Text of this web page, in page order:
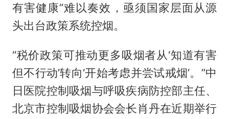
有害健康”难以奏效，亟须国家层面从源
头出台政策系统控烟。
“税价政策可推动更多吸烟者从‘知道有害
但不行动’转向‘开始考虑并尝试戒烟’。”中
日医院控制吸烟与呼吸疾病防控部主任、
北京市控制吸烟协会会长肖丹在近期举行